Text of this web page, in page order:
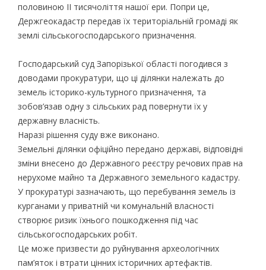
половиною II тисячоліття нашої ери. Попри це,
Держгеокадастр передав їх територіальній громаді як
землі сільськогосподарського призначення.
Господарський суд Запорізької області погодився з
доводами прокуратури, що ці ділянки належать до
земель історико-культурного призначення, та
зобов’язав одну з сільських рад повернути їх у
державну власність.
Наразі рішення суду вже виконано.
Земельні ділянки офіційно передано державі, відповідні
зміни внесено до Державного реєстру речових прав на
нерухоме майно та Державного земельного кадастру.
У прокуратурі зазначають, що перебування земель із
курганами у приватній чи комунальній власності
створює ризик їхнього пошкодження під час
сільськогосподарських робіт.
Це може призвести до руйнування археологічних
пам’яток і втрати цінних історичних артефактів.